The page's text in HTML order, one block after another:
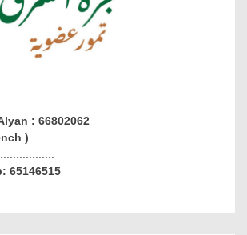
: 66802062
)
65146515